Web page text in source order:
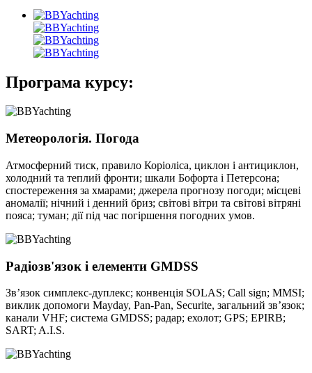
Програма курсу:
Метеорологія. Погода
Атмосферний тиск, правило Коріоліса, циклон і антициклон,
холодний та теплий фронти; шкали Бофорта і Петерсона;
спостереження за хмарами; джерела прогнозу погоди; місцеві
аномалії; нічний і денний бриз; світові вітри та світові вітряні
пояса; туман; дії під час погіршення погодних умов.
Радіозв'язок і елементи GMDSS
Зв’язок симплекс-дуплекс; конвенція SOLAS; Call sign; MMSI;
виклик допомоги Mayday, Pan-Pan, Securite, загальний зв’язок;
канали VHF; система GMDSS; радар; ехолот; GPS; EPIRB;
SART; A.I.S.